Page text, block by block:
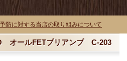
防に対する当店の取り組みについて
オールFETプリアンプ C-203